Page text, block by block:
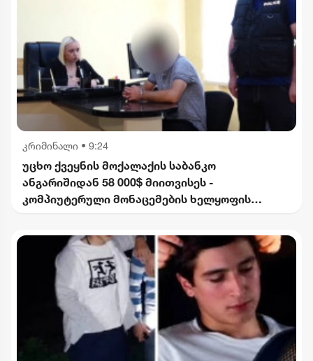
კრიმინალი • 9:24
უცხო ქვეყნის მოქალაქის საბანკო
ანგარიშიდან 58 000$ მიითვისეს -
კომპიუტერული მონაცემების ხელყოფის
დევნა დაიწყო